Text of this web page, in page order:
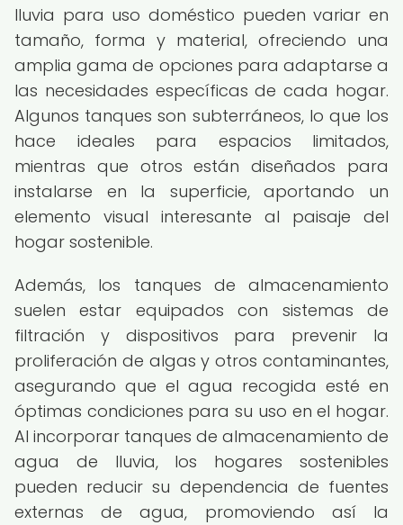
lluvia para uso doméstico pueden variar en
tamaño, forma y material, ofreciendo una
amplia gama de opciones para adaptarse a
las necesidades específicas de cada hogar.
Algunos tanques son subterráneos, lo que los
hace ideales para espacios limitados,
mientras que otros están diseñados para
instalarse en la superficie, aportando un
elemento visual interesante al paisaje del
hogar sostenible.
Además, los tanques de almacenamiento
suelen estar equipados con sistemas de
filtración y dispositivos para prevenir la
proliferación de algas y otros contaminantes,
asegurando que el agua recogida esté en
óptimas condiciones para su uso en el hogar.
Al incorporar tanques de almacenamiento de
agua de lluvia, los hogares sostenibles
pueden reducir su dependencia de fuentes
externas de agua, promoviendo así la